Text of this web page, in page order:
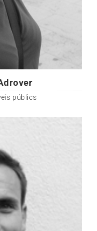
públics